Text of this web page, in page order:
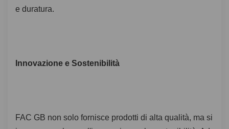
e duratura.
Innovazione e Sostenibilità
FAC GB non solo fornisce prodotti di alta qualità, ma si